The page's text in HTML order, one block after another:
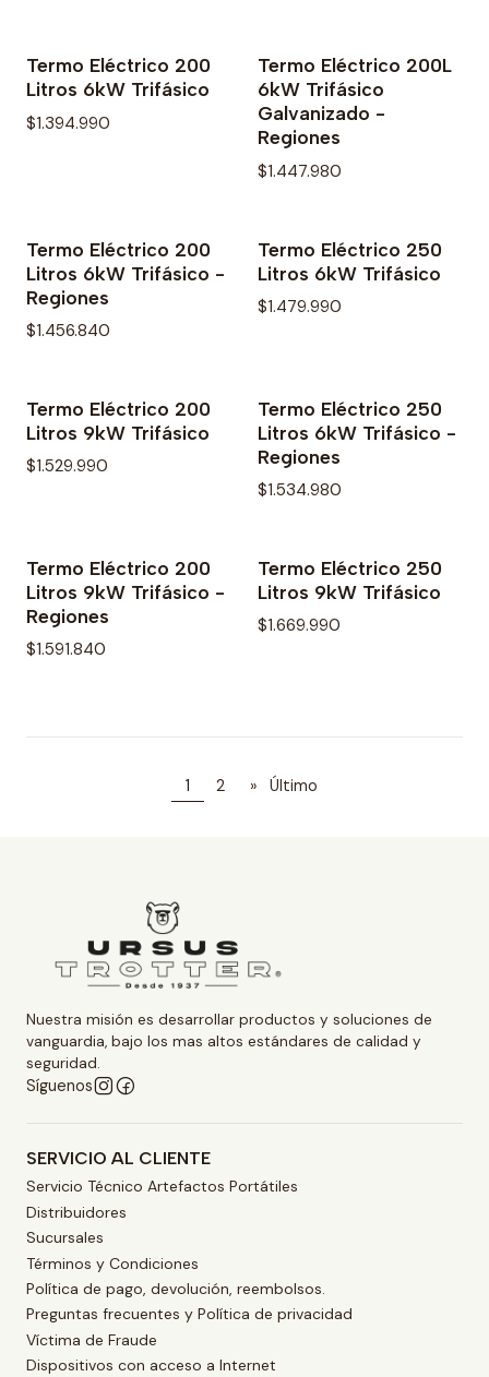
Termo Eléctrico 200
Litros 6kW Trifásico
$1.394.990
Termo Eléctrico 200L
6kW Trifásico
Galvanizado -
Regiones
$1.447.980
Termo Eléctrico 200
Litros 6kW Trifásico -
Regiones
$1.456.840
Termo Eléctrico 250
Litros 6kW Trifásico
$1.479.990
Termo Eléctrico 200
Litros 9kW Trifásico
$1.529.990
Termo Eléctrico 250
Litros 6kW Trifásico -
Regiones
$1.534.980
Termo Eléctrico 200
Litros 9kW Trifásico -
Regiones
$1.591.840
Termo Eléctrico 250
Litros 9kW Trifásico
$1.669.990
1 2 » Último
Nuestra misión es desarrollar productos y soluciones de
vanguardia, bajo los mas altos estándares de calidad y
seguridad.
Síguenos
SERVICIO AL CLIENTE
Servicio Técnico Artefactos Portátiles
Distribuidores
Sucursales
Términos y Condiciones
Política de pago, devolución, reembolsos.
Preguntas frecuentes y Política de privacidad
Víctima de Fraude
Dispositivos con acceso a Internet